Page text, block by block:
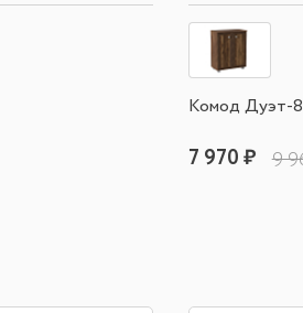
Комод Дуэт-
7 970 ₽ 9